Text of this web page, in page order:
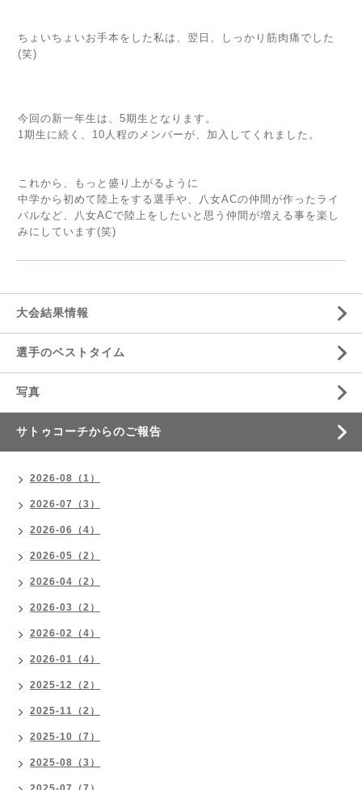
ちょいちょいお手本をした私は、翌日、しっかり筋肉痛でした
(笑)
今回の新一年生は、5期生となります。
1期生に続く、10人程のメンバーが、加入してくれました。
これから、もっと盛り上がるように
中学から初めて陸上をする選手や、八女ACの仲間が作ったライ
バルなど、八女ACで陸上をしたいと思う仲間が増える事を楽し
みにしています(笑)
大会結果情報
選手のベストタイム
写真
サトゥコーチからのご報告
2026-08（1）
2026-07（3）
2026-06（4）
2026-05（2）
2026-04（2）
2026-03（2）
2026-02（4）
2026-01（4）
2025-12（2）
2025-11（2）
2025-10（7）
2025-08（3）